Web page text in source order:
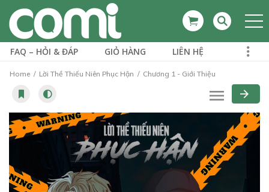
FAQ – HỎI & ĐÁP GIỎ HÀNG LIÊN HỆ
Home Lời Thề Thiếu Niên Phục Hận Chương 1 - Giới Thiệu